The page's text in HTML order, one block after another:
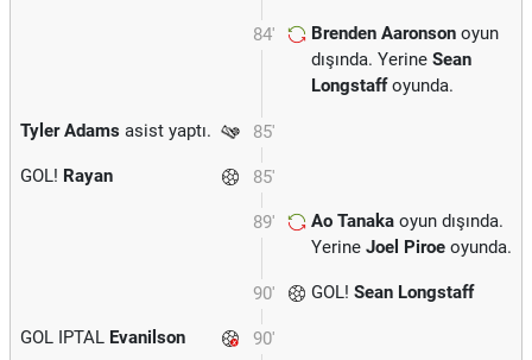
84' Brenden Aaronson oyun
dışında. Yerine Sean
Longstaffoyunda.
85'
Tyler Adams asist yaptı.
85'
GOL! Rayan
89' Ao Tanaka oyun dışında.
Yerine Joel Piroe oyunda.
90' GOL! Sean Longstaff
90'
GOL IPTAL Evanilson